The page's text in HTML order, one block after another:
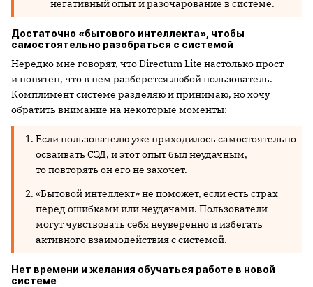
негативный опыт и разочарование в системе.
Достаточно «бытового интеллекта», чтобы
самостоятельно разобраться с системой
Нередко мне говорят, что Directum Lite настолько прост
и понятен, что в нем разберется любой пользователь.
Комплимент системе разделяю и принимаю, но хочу
обратить внимание на некоторые моменты:
Если пользователю уже приходилось самостоятельно
осваивать СЭД, и этот опыт был неудачным,
то повторять он его не захочет.
«Бытовой интеллект» не поможет, если есть страх
перед ошибками или неудачами. Пользователи
могут чувствовать себя неуверенно и избегать
активного взаимодействия с системой.
Нет времени и желания обучаться работе в новой
системе